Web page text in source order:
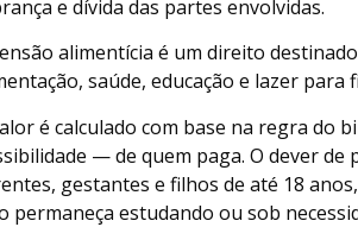
e dívida das partes envolvidas.
alimentícia é um direito
saúde, educação e lazer para
é calculado com base na regra do
— de quem paga. O dever
gestantes e filhos de até 18
permaneça estudando ou sob